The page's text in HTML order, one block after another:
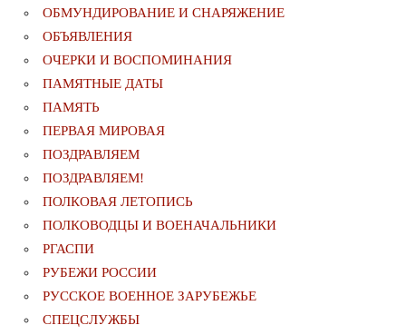
ОБМУНДИРОВАНИЕ И СНАРЯЖЕНИЕ
ОБЪЯВЛЕНИЯ
ОЧЕРКИ И ВОСПОМИНАНИЯ
ПАМЯТНЫЕ ДАТЫ
ПАМЯТЬ
ПЕРВАЯ МИРОВАЯ
ПОЗДРАВЛЯЕМ
ПОЗДРАВЛЯЕМ!
ПОЛКОВАЯ ЛЕТОПИСЬ
ПОЛКОВОДЦЫ И ВОЕНАЧАЛЬНИКИ
РГАСПИ
РУБЕЖИ РОССИИ
РУССКОЕ ВОЕННОЕ ЗАРУБЕЖЬЕ
СПЕЦСЛУЖБЫ